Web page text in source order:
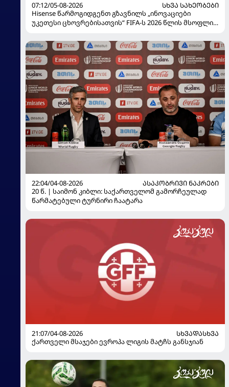
07:12/05-08-2026
ᲡᲮᲕᲐ ᲡᲐᲮᲔᲝᲑᲔᲑᲘ
Hisense წარმოგიდგენთ გზავნილს „ინოვაციები
უკეთესი ცხოვრებისათვის“ FIFA-ს 2026 წლის მსოფლიო
22:04/04-08-2026
ᲐᲡᲐᲙᲝᲑᲠᲘᲕᲘ ᲜᲐᲙᲠᲔᲑᲘ
20 წ. | საიმონ კიბლი: საქართველომ გამორჩეულად
წარმატებული ტურნირი ჩაატარა
21:07/04-08-2026
ᲡᲮᲕᲐᲓᲐᲡᲮᲕᲐ
ქართველი მსაჯები ევროპა ლიგის მატჩს განსჯიან